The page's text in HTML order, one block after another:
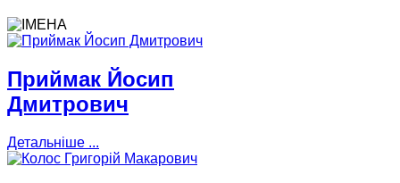
Приймак Йосип
Дмитрович
Детальніше ...